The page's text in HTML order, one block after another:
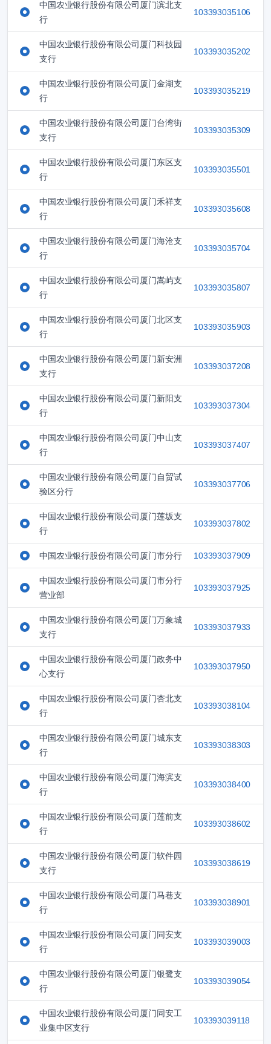
中国农业银行股份有限公司厦门滨北支
行
103393035106
中国农业银行股份有限公司厦门科技园
支行
103393035202
中国农业银行股份有限公司厦门金湖支
行
103393035219
中国农业银行股份有限公司厦门台湾街
支行
103393035309
中国农业银行股份有限公司厦门东区支
行
103393035501
中国农业银行股份有限公司厦门禾祥支
行
103393035608
中国农业银行股份有限公司厦门海沧支
行
103393035704
中国农业银行股份有限公司厦门嵩屿支
行
103393035807
中国农业银行股份有限公司厦门北区支
行
103393035903
中国农业银行股份有限公司厦门新安洲
支行
103393037208
中国农业银行股份有限公司厦门新阳支
行
103393037304
中国农业银行股份有限公司厦门中山支
行
103393037407
中国农业银行股份有限公司厦门自贸试
验区分行
103393037706
中国农业银行股份有限公司厦门莲坂支
行
103393037802
中国农业银行股份有限公司厦门市分行 103393037909
中国农业银行股份有限公司厦门市分行
营业部
103393037925
中国农业银行股份有限公司厦门万象城
支行
103393037933
中国农业银行股份有限公司厦门政务中
心支行
103393037950
中国农业银行股份有限公司厦门杏北支
行
103393038104
中国农业银行股份有限公司厦门城东支
行
103393038303
中国农业银行股份有限公司厦门海滨支
行
103393038400
中国农业银行股份有限公司厦门莲前支
行
103393038602
中国农业银行股份有限公司厦门软件园
支行
103393038619
中国农业银行股份有限公司厦门马巷支
行
103393038901
中国农业银行股份有限公司厦门同安支
行
103393039003
中国农业银行股份有限公司厦门银鹭支
行
103393039054
中国农业银行股份有限公司厦门同安工
业集中区支行
103393039118